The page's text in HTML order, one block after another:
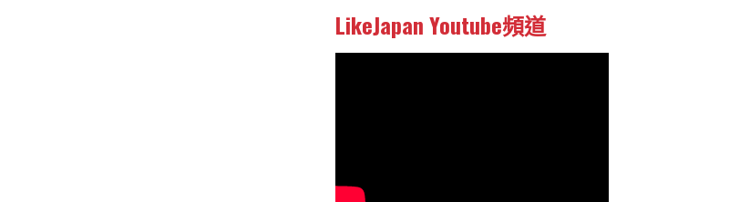
LikeJapan Youtube頻道